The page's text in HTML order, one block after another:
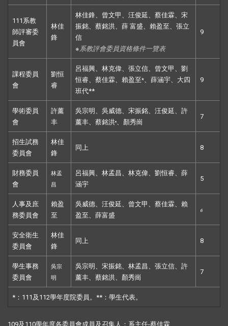
111系教
師評審委
員會
林佳
鋒
林佳鋒、曾文甲、汪俊延、蔡佳霖、宋
振銘、蔡銘洪、薛 富盛、賴盈至、張立
信
※系教評會委員資格條件一覽表
9
課程委員
會
劉恒
睿
呂福興、林克偉、張立信、曾文甲、劉
恒睿、蔡佳霖、賴盈至*、薛涵宇、大四
班代**
9
學術委員
會
許薰
丰
吳宗明、吳威德、宋振銘、汪俊延、許
薰丰、蔡銘洪*、顏秀崗
7
招生試務
委員會
林佳
鋒
同上 8
財務委員
會
林孟
昌
呂福興、林孟昌、林克偉、劉恒睿、薛
涵宇
5
人事及庶
務委員會
賴盈
至
吳威德、汪俊延、曾文甲、蔡佳霖、賴
盈至、薛富盛
6
安全衛生
委員會
林佳
鋒
同上 8
學生事務
委員會
吳宗
明
吳宗明、宋振銘、林孟昌、張立信、許
薰丰、蔡銘洪、顏秀崗
7
*：111及112學年度院委員。**：學生代表。
109及110學年度各委員會成員及召集人： 系主任-蔡佳霖